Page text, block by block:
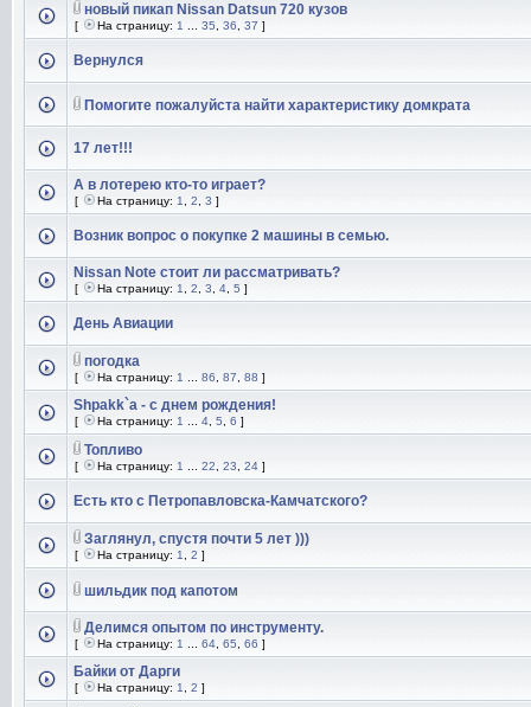
новый пикап Nissan Datsun 720 кузов
[ На страницу: 1 35 36 37 ]
Вернулся
Помогите пожалуйста найти характеристику домкрата
17 лет!!!
А в лотерею кто-то играет?
[ На страницу: 1 2 3 ]
Возник вопрос о покупке 2 машины в семью.
Nissan Note стоит ли рассматривать?
[ На страницу: 1 2 3 4 5 ]
День Авиации
погодка
[ На страницу: 1 86 87 88 ]
Shpakk`а - с днем рождения!
[ На страницу: 1 4 5 6 ]
Топливо
[ На страницу: 1 22 23 24 ]
Есть кто с Петропавловска-Камчатского?
Заглянул, спустя почти 5 лет )))
[ На страницу: 1 2 ]
шильдик под капотом
Делимся опытом по инструменту.
[ На страницу: 1 64 65 66 ]
Байки от Дарги
[ На страницу: 1 2 ]